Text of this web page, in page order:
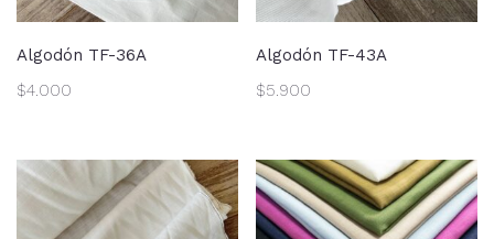
Algodón TF-36A
$4.000
Algodón TF-43A
$5.900